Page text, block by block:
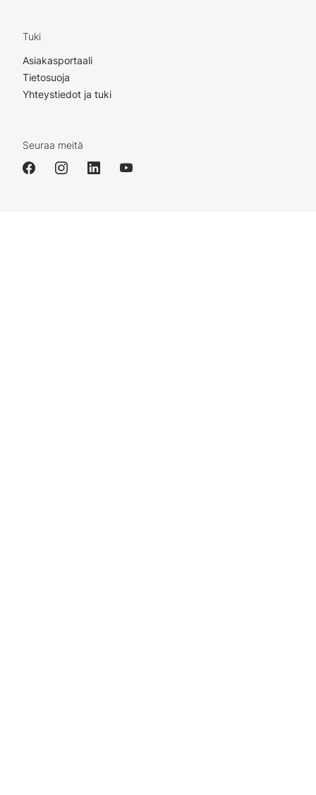
Tuki
Asiakasportaali
Tietosuoja
Yhteystiedot ja tuki
Seuraa meitä